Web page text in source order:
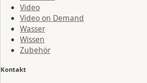
Video
Video on Demand
Wasser
Wissen
Zubehör
Kontakt